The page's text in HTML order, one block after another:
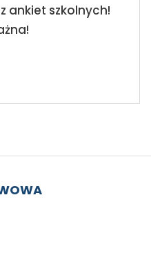
ankiet szkolnych!